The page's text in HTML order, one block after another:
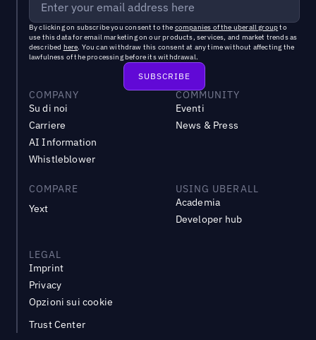
By clicking on subscribe you consent to the companies of the uberall groupto
use this data for email marketing on our products, services, and market trends as
described here. You can withdraw this consent at any time without affecting the
lawfulness of the processing before its withdrawal.
COMPANY
Su di noi
Carriere
AI Information
Whistleblower
COMMUNITY
Eventi
News & Press
COMPARE
Yext
USING UBERALL
Academia
Developer hub
LEGAL
Imprint
Privacy
Opzioni sui cookie
Trust Center